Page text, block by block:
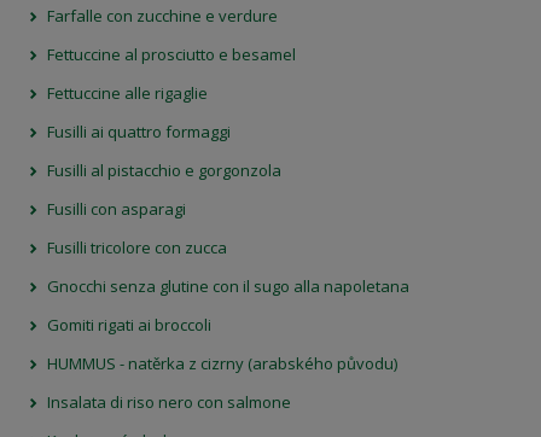
Farfalle con zucchine e verdure
Fettuccine al prosciutto e besamel
Fettuccine alle rigaglie
Fusilli ai quattro formaggi
Fusilli al pistacchio e gorgonzola
Fusilli con asparagi
Fusilli tricolore con zucca
Gnocchi senza glutine con il sugo alla napoletana
Gomiti rigati ai broccoli
HUMMUS - natěrka z cizrny (arabského původu)
Insalata di riso nero con salmone